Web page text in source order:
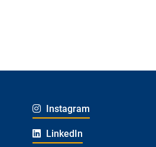
Instagram
LinkedIn